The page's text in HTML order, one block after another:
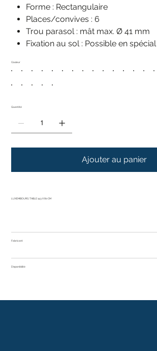
Forme : Rectangulaire
Places/convives : 6
Trou parasol : mât max. Ø 41 mm
Fixation au sol : Possible en spécial
Couleur
Quantité
Ajouter au panier
LUXEMBOURG TABLE 143 X 80 CM
Fabricant
Disponibilité